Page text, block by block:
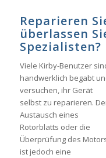
Reparieren
überlassen
Spezialisten?
Viele Kirby-Benutzer
handwerklich begabt
versuchen, ihr Gerät
selbst zu reparieren.
Austausch eines
Rotorblatts oder die
Überprüfung des
ist jedoch eine